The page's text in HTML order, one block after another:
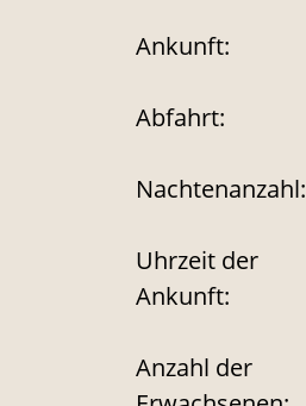
Ankunft:
Abfahrt:
Nachtenanzahl:
Uhrzeit der
Ankunft:
Anzahl der